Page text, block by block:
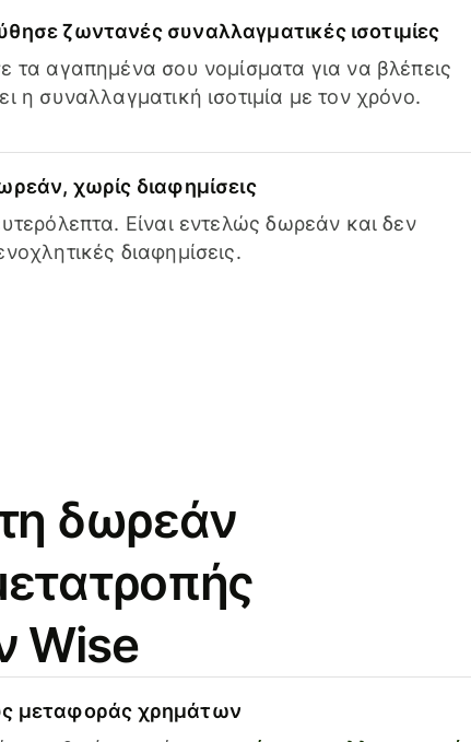
ζωντανές συναλλαγματικές ισοτιμίες
τα αγαπημένα σου νομίσματα για να βλέπεις
η συναλλαγματική ισοτιμία με τον χρόνο.
χωρίς διαφημίσεις
Είναι εντελώς δωρεάν και δεν
διαφημίσεις.
δωρεάν
Wise
μεταφοράς χρημάτων